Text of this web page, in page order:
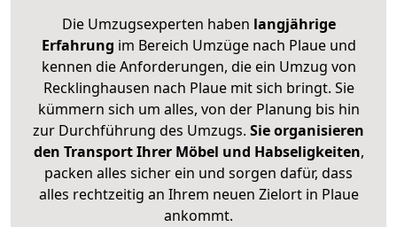
Die Umzugsexperten haben langjährige
Erfahrung im Bereich Umzüge nach Plaue und
kennen die Anforderungen, die ein Umzug von
Recklinghausen nach Plaue mit sich bringt. Sie
kümmern sich um alles, von der Planung bis hin
zur Durchführung des Umzugs. Sie organisieren
den Transport Ihrer Möbel und Habseligkeiten,
packen alles sicher ein und sorgen dafür, dass
alles rechtzeitig an Ihrem neuen Zielort in Plaue
ankommt.